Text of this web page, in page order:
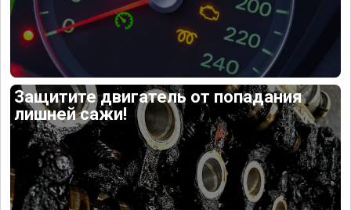
Защитите двигатель от попадания
лишней сажи!